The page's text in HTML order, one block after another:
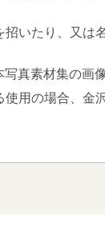
いたり、又は
真素材集の画
用の場合、金